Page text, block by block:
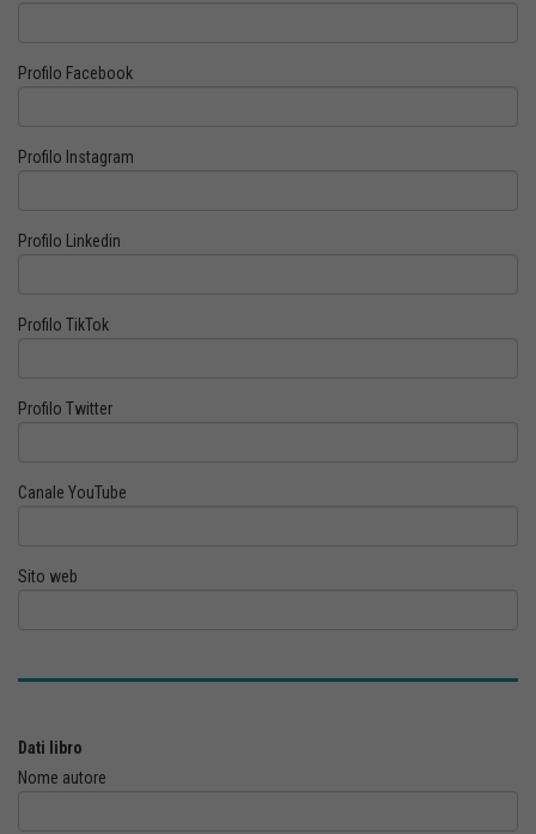
Profilo Facebook
Profilo Instagram
Profilo Linkedin
Profilo TikTok
Profilo Twitter
Canale YouTube
Sito web
Dati libro
Nome autore